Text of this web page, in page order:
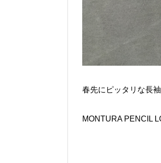
春先にピッタリな長
MONTURA PENCIL